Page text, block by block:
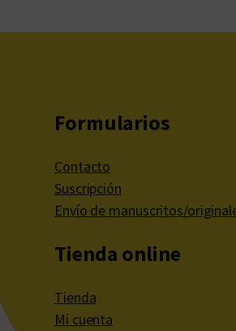
Formularios
Contacto
Suscripción
Envío de manuscritos/
Tienda online
Tienda
Mi cuenta